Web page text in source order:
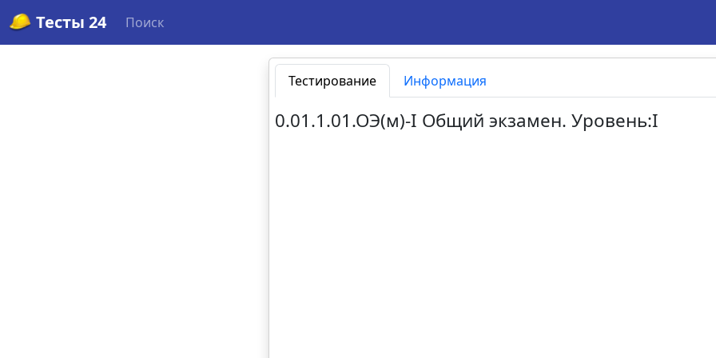
Тесты 24 Поиск
Тестирование Информация
0.01.1.01.ОЭ(м)-I Общий экзамен. Уровень:I